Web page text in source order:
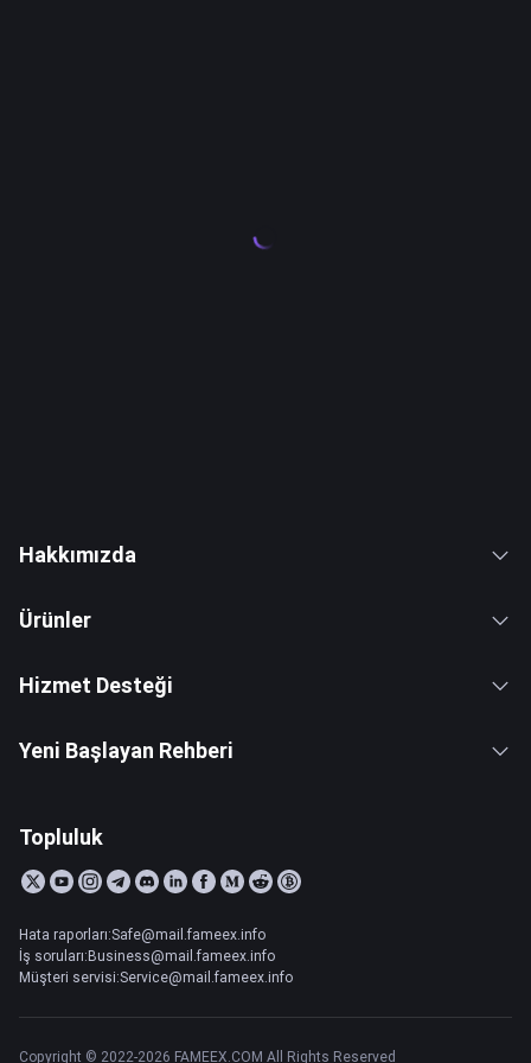
Hakkımızda
Ürünler
Hizmet Desteği
Yeni Başlayan Rehberi
Topluluk
Hata raporları:Safe@mail.fameex.info
İş soruları:Business@mail.fameex.info
Müşteri servisi:Service@mail.fameex.info
Copyright © 2022-2026 FAMEEX.COM All Rights Reserved